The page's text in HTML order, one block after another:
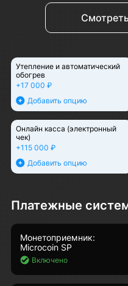
Утепление и автоматический
обогрев
+17 000 ₽
Добавить опцию
Онлайн касса (электронный
чек)
+115 000 ₽
Добавить опцию
Платежные
Монетоприемник:
Microcoin SP
Включено